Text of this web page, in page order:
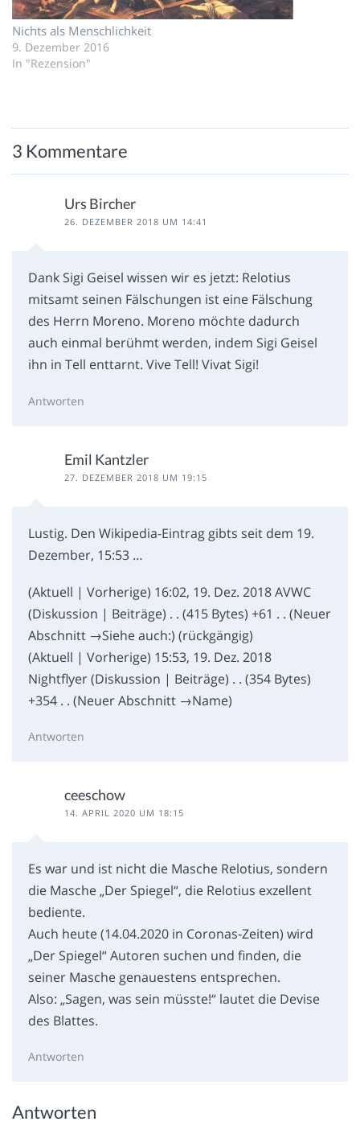
Nichts als Menschlichkeit
9. Dezember 2016
In "Rezension"
3 Kommentare
Urs Bircher
26. DEZEMBER 2018 UM 14:41
Dank Sigi Geisel wissen wir es jetzt: Relotius
mitsamt seinen Fälschungen ist eine Fälschung
des Herrn Moreno. Moreno möchte dadurch
auch einmal berühmt werden, indem Sigi Geisel
ihn in Tell enttarnt. Vive Tell! Vivat Sigi!
Antworten
Emil Kantzler
27. DEZEMBER 2018 UM 19:15
Lustig. Den Wikipedia-Eintrag gibts seit dem 19.
Dezember, 15:53 …
(Aktuell | Vorherige) 16:02, 19. Dez. 2018‎ AVWC
(Diskussion | Beiträge)‎ . . (415 Bytes) +61‎ . . (Neuer
Abschnitt →‎Siehe auch:) (rückgängig)
(Aktuell | Vorherige) 15:53, 19. Dez. 2018‎
Nightflyer (Diskussion | Beiträge)‎ . . (354 Bytes)
+354‎ . . (Neuer Abschnitt →‎Name)
Antworten
ceeschow
14. APRIL 2020 UM 18:15
Es war und ist nicht die Masche Relotius, sondern
die Masche „Der Spiegel“, die Relotius exzellent
bediente.
Auch heute (14.04.2020 in Coronas-Zeiten) wird
„Der Spiegel“ Autoren suchen und finden, die
seiner Masche genauestens entsprechen.
Also: „Sagen, was sein müsste!“ lautet die Devise
des Blattes.
Antworten
Antworten